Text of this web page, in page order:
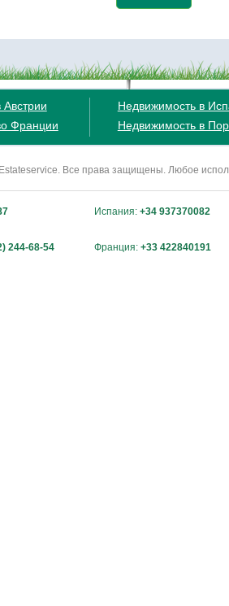
Франции
Недвижимость в
Недвижимость в
Все права защищены. Любое
Испания: +34 937370082
244-68-54 Франция: +33 422840191